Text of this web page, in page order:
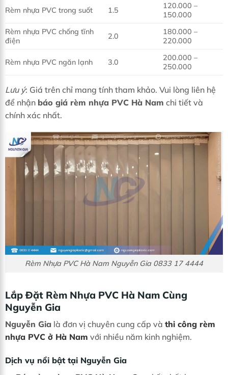
Rèm nhựa PVC trong suốt 1.5
120.000 –
150.000
Rèm nhựa PVC chống tĩnh
điện
2.0
180.000 –
220.000
Rèm nhựa PVC ngăn lạnh 3.0
200.000 –
250.000
Lưu ý: Giá trên chỉ mang tính tham khảo. Vui lòng liên hệ
để nhận báo giá rèm nhựa PVC Hà Nam chi tiết và
chính xác nhất.
Rèm Nhựa PVC Hà Nam Nguyễn Gia 0833 17 4444
Lắp Đặt Rèm Nhựa PVC Hà Nam Cùng
Nguyễn Gia
Nguyễn Gialà đơn vị chuyên cung cấp và thi công rèm
nhựa PVC ở Hà Nam với nhiều năm kinh nghiệm.
Dịch vụ nổi bật tại Nguyễn Gia